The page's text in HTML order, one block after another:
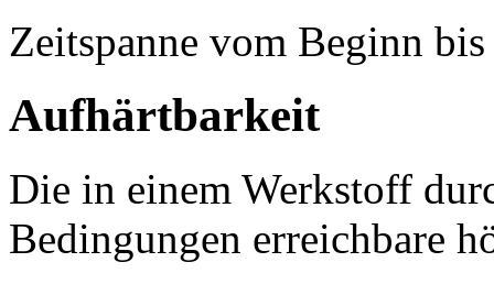
Zeitspanne vom Beginn
Aufhärtbarkeit
Die in einem Werkstoff
Bedingungen erreichbare